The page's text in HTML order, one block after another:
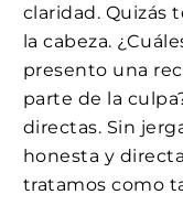
claridad. Quizás
la cabeza.
presento una
parte de la
directas. Sin
honesta y
tratamos como